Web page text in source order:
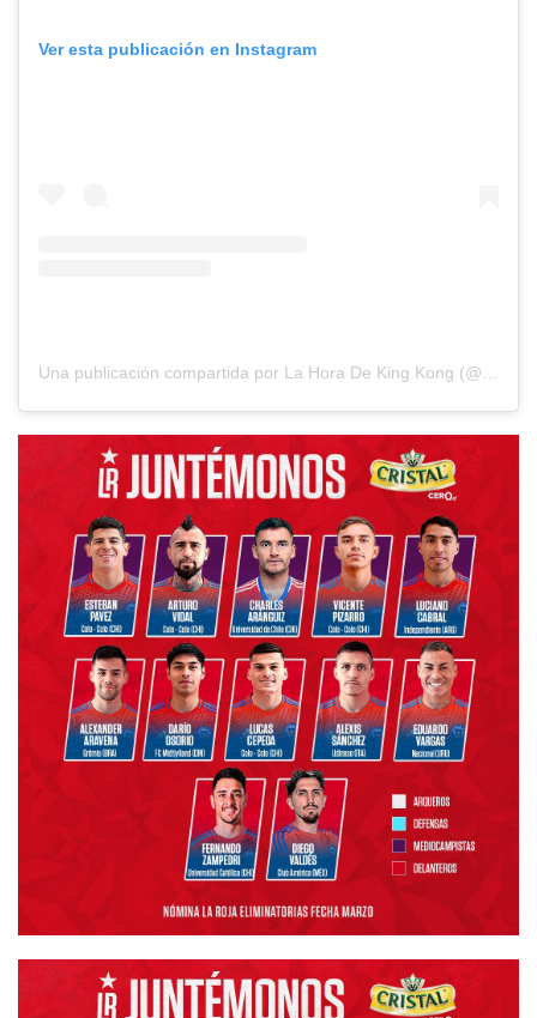
Ver esta publicación en Instagram
Una publicación compartida por La Hora De King Kong (@lahoradekingkong)